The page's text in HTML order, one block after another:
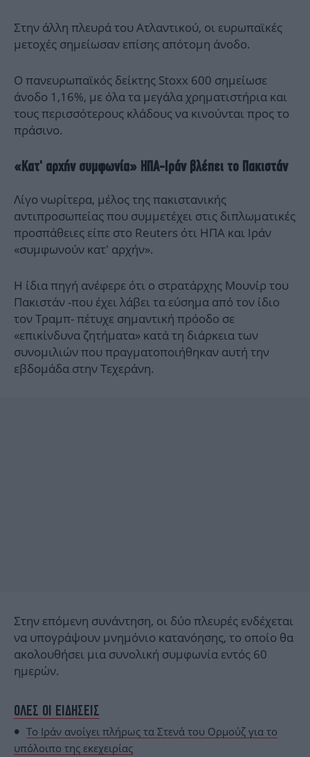
Στην άλλη πλευρά του Ατλαντικού, οι ευρωπαϊκές
μετοχές σημείωσαν επίσης απότομη άνοδο.
Ο πανευρωπαϊκός δείκτης Stoxx 600 σημείωσε
άνοδο 1,16%, με όλα τα μεγάλα χρηματιστήρια και
τους περισσότερους κλάδους να κινούνται προς το
πράσινο.
«Κατ' αρχήν συμφωνία» ΗΠΑ-Ιράν βλέπει το Πακιστάν
Λίγο νωρίτερα, μέλος της πακιστανικής
αντιπροσωπείας που συμμετέχει στις διπλωματικές
προσπάθειες είπε στο Reuters ότι ΗΠΑ και Ιράν
«συμφωνούν κατ’ αρχήν».
Η ίδια πηγή ανέφερε ότι ο στρατάρχης Μουνίρ του
Πακιστάν -που έχει λάβει τα εύσημα από τον ίδιο
τον Τραμπ- πέτυχε σημαντική πρόοδο σε
«επικίνδυνα ζητήματα» κατά τη διάρκεια των
συνομιλιών που πραγματοποιήθηκαν αυτή την
εβδομάδα στην Τεχεράνη.
Στην επόμενη συνάντηση, οι δύο πλευρές ενδέχεται
να υπογράψουν μνημόνιο κατανόησης, το οποίο θα
ακολουθήσει μια συνολική συμφωνία εντός 60
ημερών.
ΟΛΕΣ ΟΙ ΕΙΔΗΣΕΙΣ
Το Ιράν ανοίγει πλήρως τα Στενά του Ορμούζ για το
υπόλοιπο της εκεχειρίας